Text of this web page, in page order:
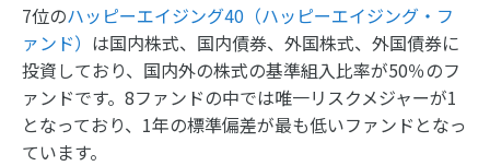
7位のハッピーエイジング40（ハッピーエイジング・フ
ァンド） は国内株式、国内債券、外国株式、外国債券に
投資しており、国内外の株式の基準組入比率が50％のフ
ァンドです。8ファンドの中では唯一リスクメジャーが1
となっており、1年の標準偏差が最も低いファンドとなっ
ています。